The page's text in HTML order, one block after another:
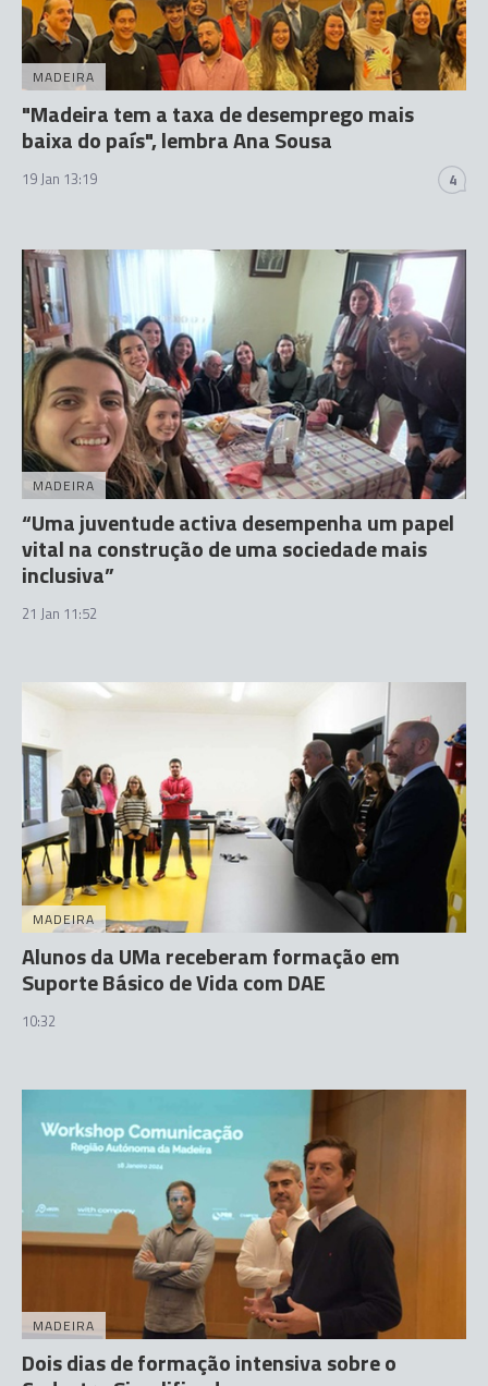
MADEIRA
"Madeira tem a taxa de desemprego mais
baixa do país", lembra Ana Sousa
19 Jan 13:19 4
MADEIRA
“Uma juventude activa desempenha um papel
vital na construção de uma sociedade mais
inclusiva”
21 Jan 11:52
MADEIRA
Alunos da UMa receberam formação em
Suporte Básico de Vida com DAE
10:32
MADEIRA
Dois dias de formação intensiva sobre o